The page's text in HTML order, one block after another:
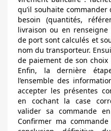
qu’il souhaite
besoin (quantités,
livraison ou en
de port sont calculés et
nom du transporteur.
de paiement de son
Enfin, la dernière
l’ensemble des
accepter les présentes
en cochant la case
valider sa commande
Confirmer ma